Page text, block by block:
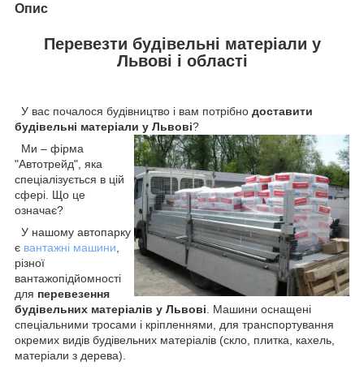
Опис
Перевезти будівельні матеріали у
Львові і області
У вас почалося будівництво і вам потрібно доставити
будівельні матеріали у Львові?
Ми – фірма
"Автотрейд", яка
спеціалізується в цій
сфері. Що це
означає?
У нашому автопарку
є вантажні машини,
різної
вантажопідйомності
для перевезення
будівельних матеріалів у Львові. Машини оснащені
спеціальними тросами і кріпленнями, для транспортування
окремих видів будівельних матеріалів (скло, плитка, кахель,
матеріали з дерева).